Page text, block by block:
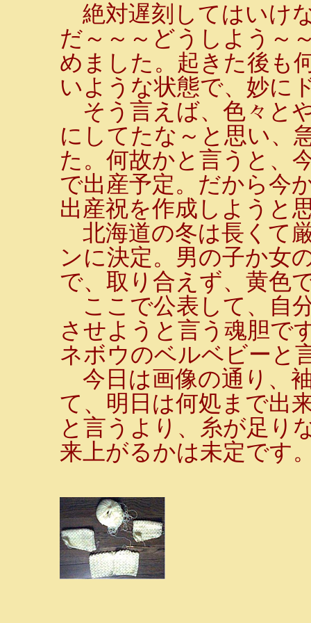
絶対遅刻してはいけ
だ～～～どうしよう～
めました。起きた後も
いような状態で、妙に
そう言えば、色々と
にしてたな～と思い、
た。何故かと言うと、
で出産予定。だから今
出産祝を作成しようと
北海道の冬は長くて
ンに決定。男の子か女
で、取り合えず、黄色
ここで公表して、自
させようと言う魂胆で
ネボウのベルベビーと
今日は画像の通り、
て、明日は何処まで出
と言うより、糸が足り
来上がるかは未定です